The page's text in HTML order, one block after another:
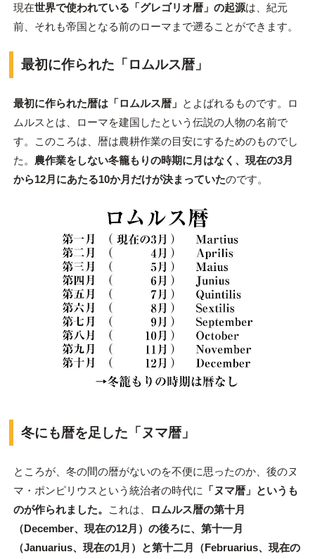
現在世界で使われている「グレゴリオ暦」の起源は、紀元
前、それも帝国となる前のローマまで遡ることができます。
最初に作られた「ロムルス暦」
最初に作られた暦は「ロムルス暦」 とよばれるものです。ロ
ムルスとは、ローマを建国したという伝説の人物の名前で
す。このころは、暦は農耕作業の目安にするためのものでし
た。 農作業をしない冬籠もりの時期に月はなく、現在の3月
から12月にあたる10か月だけが決まっていたのです。
冬にも暦を足した「ヌマ暦」
ところが、冬の間の暦がないのを不便に思ったのか、後のヌ
マ・ポンピリウスという統治者の時代に
「ヌマ暦」というも
のが作られました。
これは、
ロムルス暦の第十月
（December、現在の12月）の後ろに、第十一月
（Januarius、現在の1月）と第十二月（Februarius、現在の